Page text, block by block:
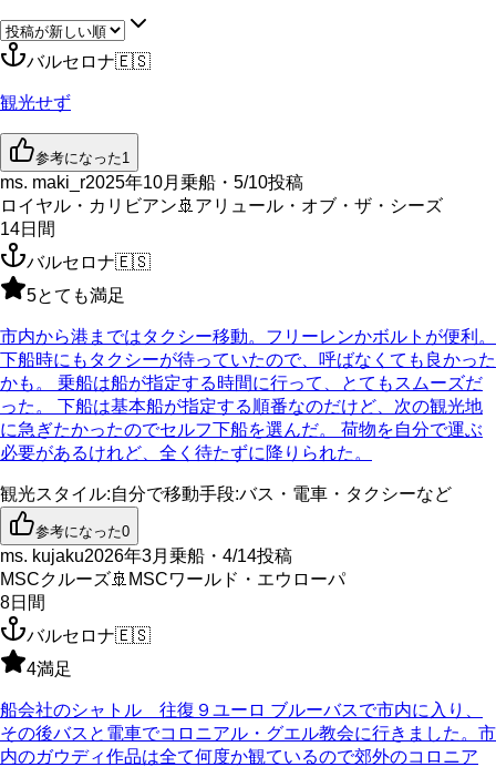
バルセロナ🇪🇸
観光せず
参考になった1
ms. maki_r2025年10月乗船・5/10投稿
ロイヤル・カリビアン 🚢 アリュール・オブ・ザ・シーズ
14日間
バルセロナ🇪🇸
5とても満足
市内から港まではタクシー移動。フリーレンかボルトが便利。
下船時にもタクシーが待っていたので、呼ばなくても良かった
かも。 乗船は船が指定する時間に行って、とてもスムーズだ
った。 下船は基本船が指定する順番なのだけど、次の観光地
に急ぎたかったのでセルフ下船を選んだ。 荷物を自分で運ぶ
必要があるけれど、全く待たずに降りられた。
観光スタイル:自分で移動手段:バス・電車・タクシーなど
参考になった0
ms. kujaku2026年3月乗船・4/14投稿
MSCクルーズ🚢 MSCワールド・エウローパ
8日間
バルセロナ🇪🇸
4満足
船会社のシャトル 往復９ユーロ ブルーバスで市内に入り、
その後バスと電車でコロニアル・グエル教会に行きました。市
内のガウディ作品は全て何度か観ているので郊外のコロニア